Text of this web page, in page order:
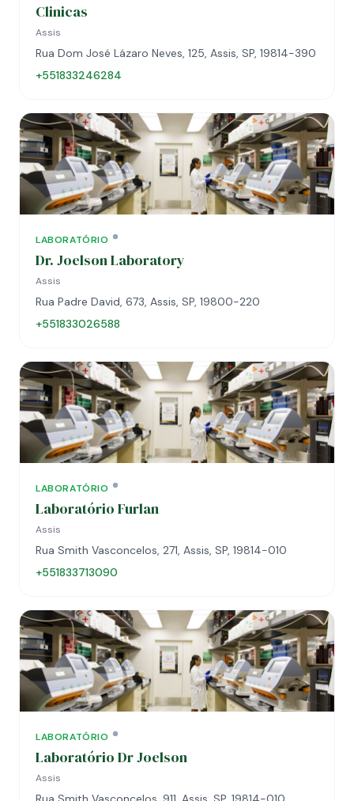
Clinicas
Assis
Rua Dom José Lázaro Neves, 125, Assis, SP, 19814-390
+551833246284
LABORATÓRIO
Dr. Joelson Laboratory
Assis
Rua Padre David, 673, Assis, SP, 19800-220
+551833026588
LABORATÓRIO
Laboratório Furlan
Assis
Rua Smith Vasconcelos, 271, Assis, SP, 19814-010
+551833713090
LABORATÓRIO
Laboratório Dr Joelson
Assis